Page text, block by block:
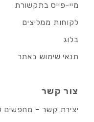
מיי-פייס בתקשורת
לקוחות ממליצים
בלוג
תנאי שימוש באתר
צור קשר
יצירת קשר – מחפשים